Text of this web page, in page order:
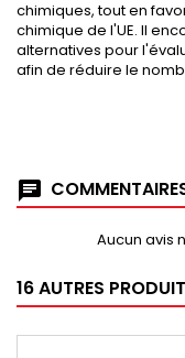
chimiques, tout en
chimique de l'UE. Il
alternatives pour
afin de réduire le
Aucun avis
16 AUTRES